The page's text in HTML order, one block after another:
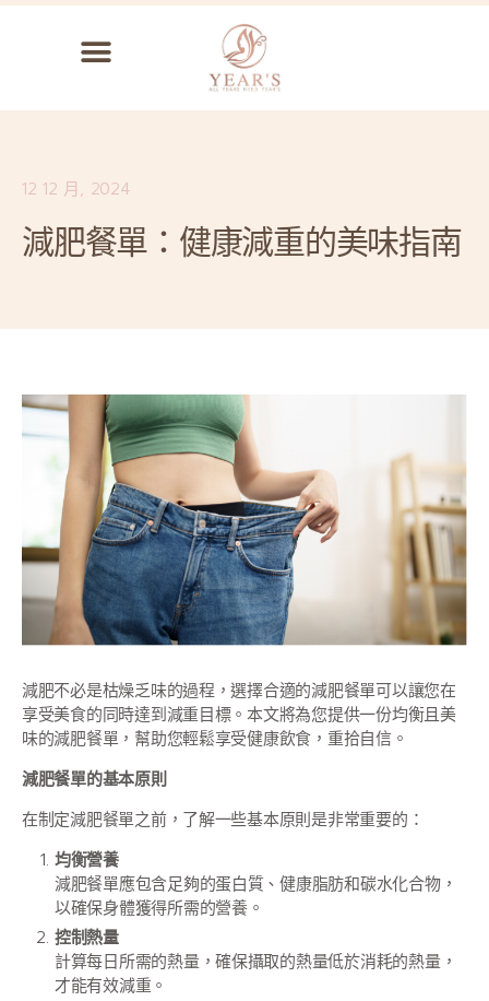
12 12 月, 2024
減肥餐單：健康減重的美味指南
減肥不必是枯燥乏味的過程，選擇合適的減肥餐單可以讓您在
享受美食的同時達到減重目標。本文將為您提供一份均衡且美
味的減肥餐單，幫助您輕鬆享受健康飲食，重拾自信。
減肥餐單的基本原則
在制定減肥餐單之前，了解一些基本原則是非常重要的：
均衡營養
減肥餐單應包含足夠的蛋白質、健康脂肪和碳水化合物，
以確保身體獲得所需的營養。
控制熱量
計算每日所需的熱量，確保攝取的熱量低於消耗的熱量，
才能有效減重。